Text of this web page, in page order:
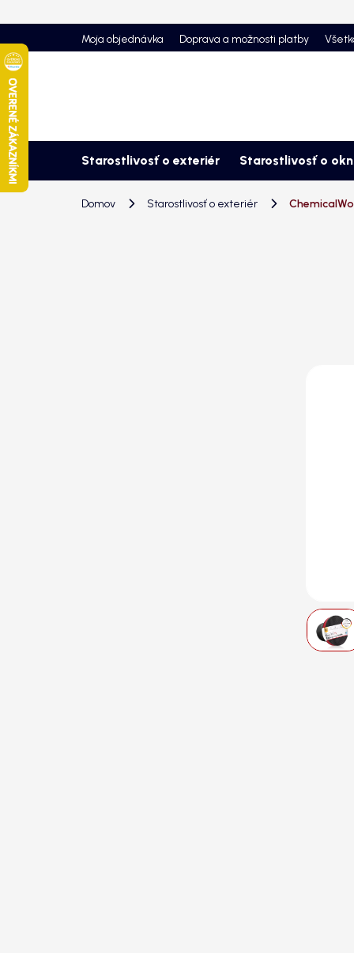
na
obsah
Moja objednávka Doprava a možnosti platby
Starostlivosť o exteriér Starostlivosť o
Domov Starostlivosť o exteriér